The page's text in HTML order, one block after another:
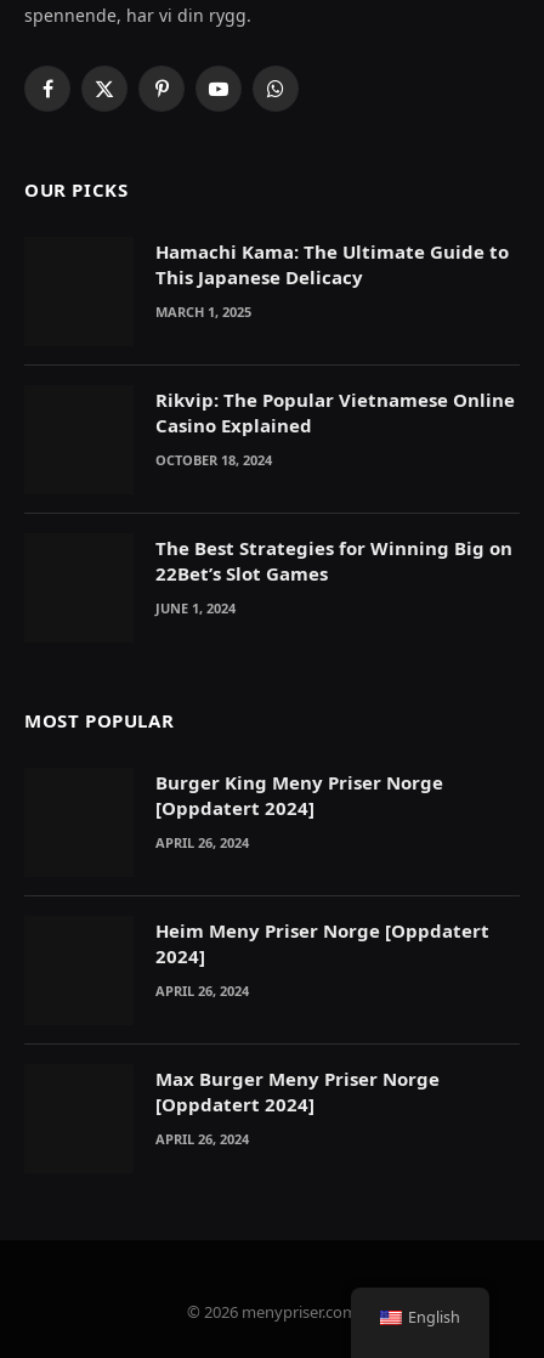
spennende, har vi din rygg.
Facebook
X
PinterestYouTubeWhatsApp
OUR PICKS
Hamachi Kama: The Ultimate Guide to
This Japanese Delicacy
MARCH 1, 2025
Rikvip: The Popular Vietnamese Online
Casino Explained
OCTOBER 18, 2024
The Best Strategies for Winning Big on
22Bet’s Slot Games
JUNE 1, 2024
MOST POPULAR
Burger King Meny Priser Norge
[Oppdatert 2024]
APRIL 26, 2024
Heim Meny Priser Norge [Oppdatert
2024]
APRIL 26, 2024
Max Burger Meny Priser Norge
[Oppdatert 2024]
APRIL 26, 2024
© 2026 menypriser.com English